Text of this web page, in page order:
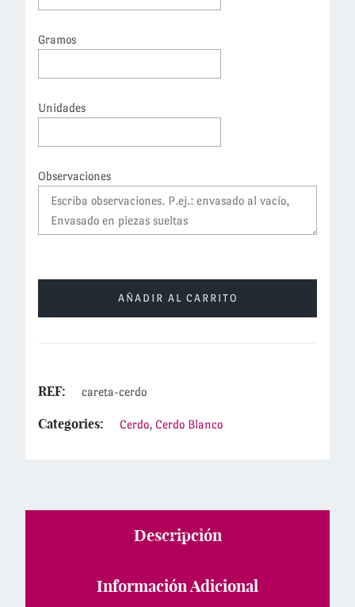
Gramos
Unidades
Observaciones
AÑADIR AL CARRITO
REF: careta-cerdo
Categories: Cerdo, Cerdo Blanco
Descripción
Información Adicional